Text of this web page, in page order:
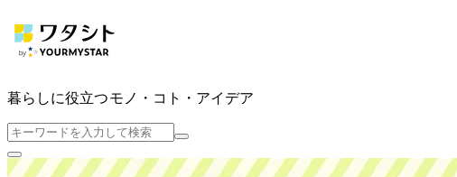
暮らしに役立つモノ・コト・アイデア